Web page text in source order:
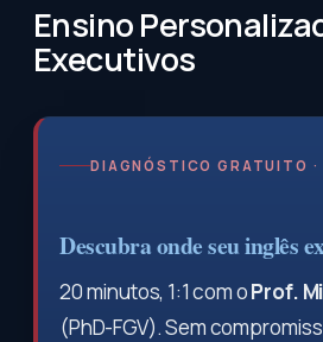
Ensino
Executivos
DIAGNÓSTICO GRATUITO
Descubra onde seu inglês
20 minutos, 1:1 com oProf.
(PhD-FGV). Sem